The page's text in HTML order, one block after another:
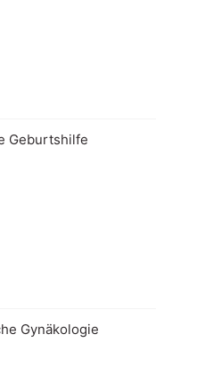
Geburtshilfe
Gynäkologie